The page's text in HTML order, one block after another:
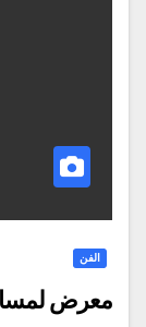
الفن
معرض لمسات